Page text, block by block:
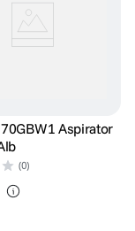
Aspirator
(0)